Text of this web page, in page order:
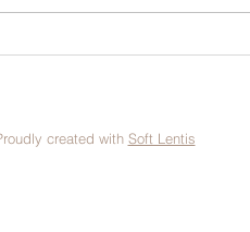
created with Soft Lentis